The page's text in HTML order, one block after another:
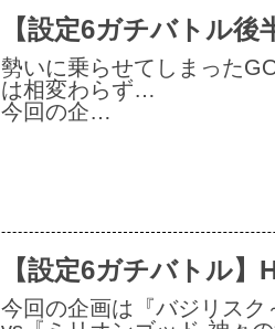
【設定6ガチバトル
勢いに乗らせてしまった
は相変わらず…
今回の企…
【設定6ガチバトル
今回の企画は『バジリスク